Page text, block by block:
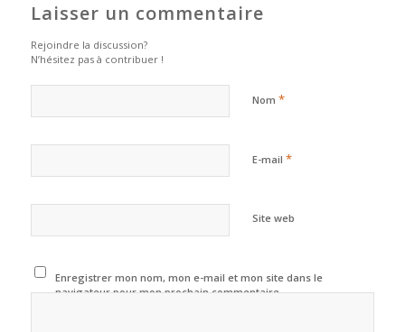
Laisser un commentaire
Rejoindre la discussion?
N’hésitez pas à contribuer !
Nom *
E-mail *
Site web
Enregistrer mon nom, mon e-mail et mon site dans le
navigateur pour mon prochain commentaire.